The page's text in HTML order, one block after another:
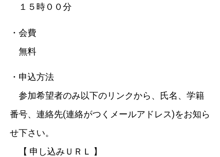
１５時００分
・会費
無料
・申込方法
参加希望者のみ以下のリンクから、氏名、学籍
番号、連絡先(連絡がつくメールアドレス)をお知ら
せ下さい。
【 申し込みＵＲＬ 】